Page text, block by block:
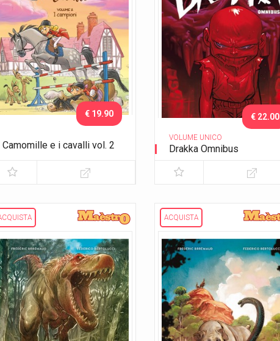
Camomille e i cavalli vol. 2
€ 19.90
VOLUME UNICO
Drakka Omnibus
€ 22.00
ACQUISTA